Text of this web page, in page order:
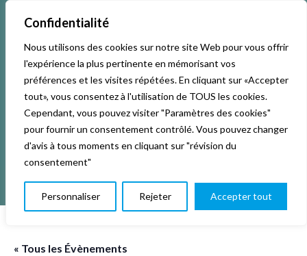
Confidentialité
Nous utilisons des cookies sur notre site Web pour vous offrir
l'expérience la plus pertinente en mémorisant vos
préférences et les visites répétées. En cliquant sur «Accepter
tout», vous consentez à l'utilisation de TOUS les cookies.
Cependant, vous pouvez visiter "Paramètres des cookies"
pour fournir un consentement contrôlé. Vous pouvez changer
d'avis à tous moments en cliquant sur "révision du
consentement"
Personnaliser Rejeter Accepter tout
Accueil Activités & Inscriptions
Événements Studios L’association
La vie de La KAB’ Club
« Tous les Évènements